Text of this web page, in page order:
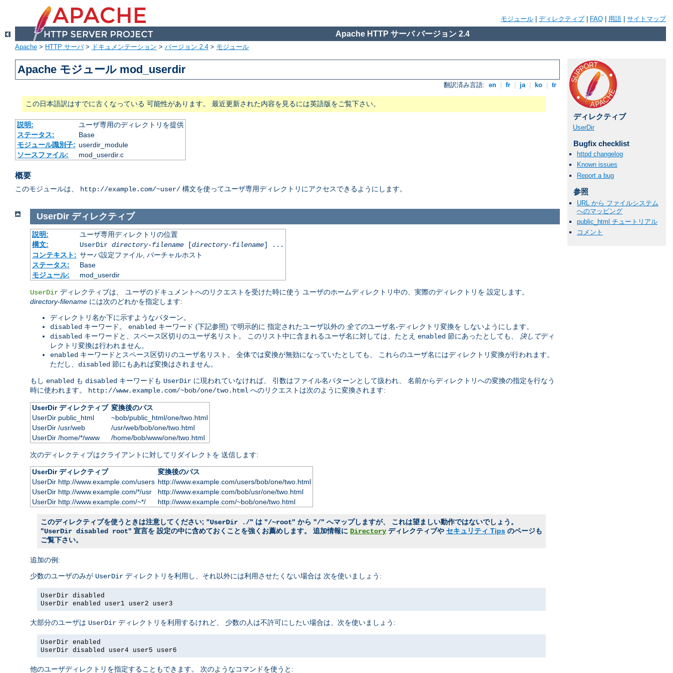
モジュール ディレクティブ FAQ 用語 サイトマップ
Apache HTTP サーバ バージョン 2.4
Apache > HTTP サーバ> ドキュメンテーション > バージョン 2.4 > モジュール
Apache モジュール mod_userdir
翻訳済み言語: en fr ja ko tr
この日本語訳はすでに古くなっている 可能性があります。 最近更新された内容を見るには英語版をご覧下さい。
説明:
ユーザ専用のディレクトリを提供
ステータス:
Base
モジュール識別子: userdir_module
ソースファイル:
mod_userdir.c
概要
このモジュールは、 http://example.com/~user/ 構文を使ってユーザ専用ディレクトリにアクセスできるようにします。
ディレクティブ
UserDir
Bugfix checklist
httpd changelog
Known issues
Report a bug
参照
URL から ファイルシステム
へのマッピング
public_html チュートリアル
コメント
UserDir ディレクティブ
説明:
ユーザ専用ディレクトリの位置
構文:
UserDir directory-filename[directory-filename] ...
コンテキスト: サーバ設定ファイル, バーチャルホスト
ステータス:
Base
モジュール:
mod_userdir
UserDir ディレクティブは、 ユーザのドキュメントへのリクエストを受けた時に使う ユーザのホームディレクトリ中の、実際のディレクトリを 設定します。
directory-filename には次のどれかを指定します:
ディレクトリ名か下に示すようなパターン。
disabled キーワード。 enabled キーワード (下記参照) で明示的に 指定されたユーザ以外の 全てのユーザ名-ディレクトリ変換を しないようにします。
disabled キーワードと、スペース区切りのユーザ名リスト。 このリスト中に含まれるユーザ名に対しては、たとえ enabled 節にあったとしても、 決してディ
レクトリ変換は行われません。
enabled キーワードとスペース区切りのユーザ名リスト。 全体では変換が無効になっていたとしても、 これらのユーザ名にはディレクトリ変換が行われます。
ただし、 disabled 節にもあれば変換はされません。
もし enabled も disabled キーワードも UserDir に現われていなければ、 引数はファイル名パターンとして扱われ、 名前からディレクトリへの変換の指定を行なう
時に使われます。
http://www.example.com/~bob/one/two.html へのリクエストは次のように変換されます:
UserDir ディレクティブ 変換後のパス
UserDir public_html
~bob/public_html/one/two.html
UserDir /usr/web
/usr/web/bob/one/two.html
UserDir /home/*/www
/home/bob/www/one/two.html
次のディレクティブはクライアントに対してリダイレクトを 送信します:
UserDir ディレクティブ
変換後のパス
UserDir http://www.example.com/users http://www.example.com/users/bob/one/two.html
UserDir http://www.example.com/*/usr
http://www.example.com/bob/usr/one/two.html
UserDir http://www.example.com/~*/
http://www.example.com/~bob/one/two.html
このディレクティブを使うときは注意してください; "UserDir ./" は "/~root" から "/" へマップしますが、 これは望ましい動作ではないでしょう。
"UserDir disabled root" 宣言を 設定の中に含めておくことを強くお薦めします。 追加情報に Directory ディレクティブや セキュリティ Tips のページも
ご覧下さい。
追加の例:
少数のユーザのみが UserDir ディレクトリを利用し、それ以外には利用させたくない場合は 次を使いましょう:
UserDir disabled
UserDir enabled user1 user2 user3
大部分のユーザは UserDir ディレクトリを利用するけれど、 少数の人は不許可にしたい場合は、次を使いましょう:
UserDir enabled
UserDir disabled user4 user5 user6
他のユーザディレクトリを指定することもできます。 次のようなコマンドを使うと: